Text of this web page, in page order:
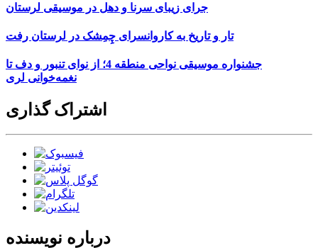
جرای زیبای سرنا و دهل در موسیقی لرستان
تار و تاریخ به کاروانسرای چِمِشک در لرستان رفت
جشنواره موسیقی نواحی منطقه 4؛ از نوای تنبور و دف تا
نغمه‌خوانی لری
اشتراک گذاری
درباره نویسنده